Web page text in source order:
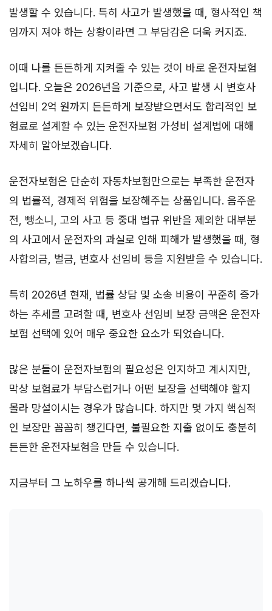
발생할 수 있습니다. 특히 사고가 발생했을 때, 형사적인 책
임까지 져야 하는 상황이라면 그 부담감은 더욱 커지죠.
이때 나를 든든하게 지켜줄 수 있는 것이 바로 운전자보험
입니다. 오늘은 2026년을 기준으로, 사고 발생 시 변호사
선임비 2억 원까지 든든하게 보장받으면서도 합리적인 보
험료로 설계할 수 있는 운전자보험 가성비 설계법에 대해
자세히 알아보겠습니다.
운전자보험은 단순히 자동차보험만으로는 부족한 운전자
의 법률적, 경제적 위험을 보장해주는 상품입니다. 음주운
전, 뺑소니, 고의 사고 등 중대 법규 위반을 제외한 대부분
의 사고에서 운전자의 과실로 인해 피해가 발생했을 때, 형
사합의금, 벌금, 변호사 선임비 등을 지원받을 수 있습니다.
특히 2026년 현재, 법률 상담 및 소송 비용이 꾸준히 증가
하는 추세를 고려할 때, 변호사 선임비 보장 금액은 운전자
보험 선택에 있어 매우 중요한 요소가 되었습니다.
많은 분들이 운전자보험의 필요성은 인지하고 계시지만,
막상 보험료가 부담스럽거나 어떤 보장을 선택해야 할지
몰라 망설이시는 경우가 많습니다. 하지만 몇 가지 핵심적
인 보장만 꼼꼼히 챙긴다면, 불필요한 지출 없이도 충분히
든든한 운전자보험을 만들 수 있습니다.
지금부터 그 노하우를 하나씩 공개해 드리겠습니다.